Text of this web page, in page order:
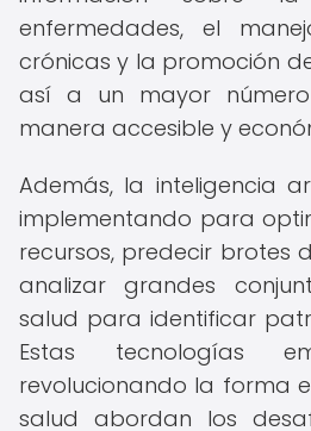
enfermedades, el
crónicas y la promoción
así a un mayor
manera accesible y
Además, la inteligencia
implementando para
recursos, predecir brotes
analizar grandes
salud para identificar
Estas tecnologías
revolucionando la forma
salud abordan los